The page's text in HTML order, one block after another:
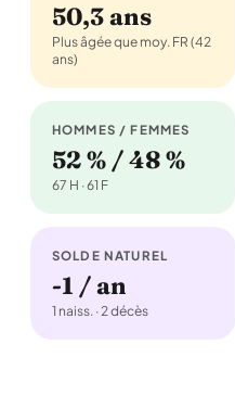
50,3 ans
Plus âgée que moy. FR (42
ans)
HOMMES / FEMMES
52 % / 48 %
67 H · 61 F
SOLDE NATUREL
-1 / an
1 naiss. · 2 décès